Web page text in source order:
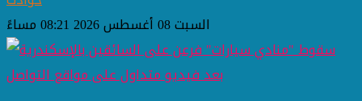
السبت 08 أغسطس 2026 08:21 مساءً